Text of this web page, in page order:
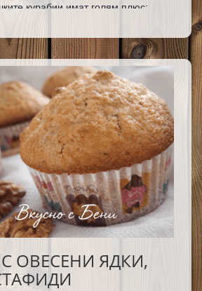
курабии имат голям плюс:
без да променят вкуса си и
още по вкусни.
ОВЕСЕНИ ЯДКИ,